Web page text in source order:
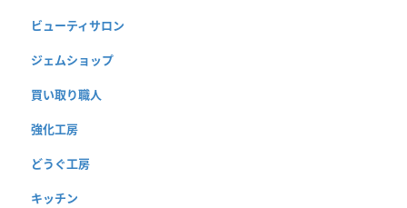
ビューティサロン
ジェムショップ
買い取り職人
強化工房
どうぐ工房
キッチン